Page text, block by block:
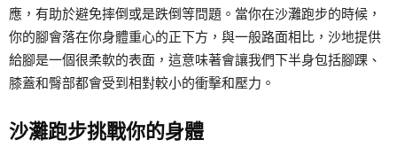
應，有助於避免摔倒或是跌倒等問題。當你在沙灘跑步的時候，
你的腳會落在你身體重心的正下方，與一般路面相比，沙地提供
給腳是一個很柔軟的表面，這意味著會讓我們下半身包括腳踝、
膝蓋和臀部都會受到相對較小的衝擊和壓力。
沙灘跑步挑戰你的身體